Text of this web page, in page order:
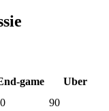
game
Uber
90